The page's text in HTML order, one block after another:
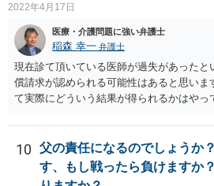
2022年4月17日
医療・介護問題に強い弁護士
稲森 幸一 弁護士
現在診て頂いている医師が過失があったと
償請求が認められる可能性はあると思いま
て実際にどういう結果が得られるかはやっ
療費や精神的苦痛を受けた分の慰謝料や仕
などが考えられます。 頑張ってください。
10
父の責任になるのでしょうか
す、もし戦ったら負けますか